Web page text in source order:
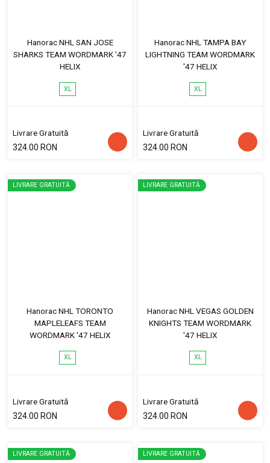
Hanorac NHL SAN JOSE
SHARKS TEAM WORDMARK '47
HELIX
XL
Livrare Gratuită
324.00 RON
Hanorac NHL TAMPA BAY
LIGHTNING TEAM WORDMARK
'47 HELIX
XL
Livrare Gratuită
324.00 RON
LIVRARE GRATUITĂ
Hanorac NHL TORONTO
MAPLELEAFS TEAM
WORDMARK '47 HELIX
XL
Livrare Gratuită
324.00 RON
LIVRARE GRATUITĂ
Hanorac NHL VEGAS GOLDEN
KNIGHTS TEAM WORDMARK
'47 HELIX
XL
Livrare Gratuită
324.00 RON
LIVRARE GRATUITĂ LIVRARE GRATUITĂ